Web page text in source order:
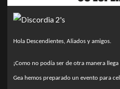
Hola Descendientes, Aliados y amigos.
¡Como no podía ser de otra manera
Gea hemos preparado un evento para